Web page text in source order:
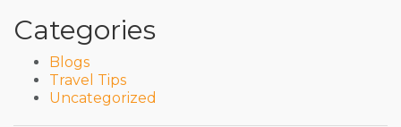
Categories
Blogs
Travel Tips
Uncategorized